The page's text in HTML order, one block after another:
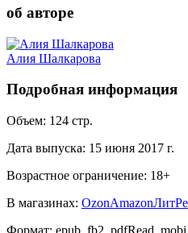
об авторе
Алия Шалкарова
Подробная информация
Объем: 124 стр.
Дата выпуска: 15 июня 2017 г.
Возрастное ограничение: 18+
В магазинах: OzonAmazon